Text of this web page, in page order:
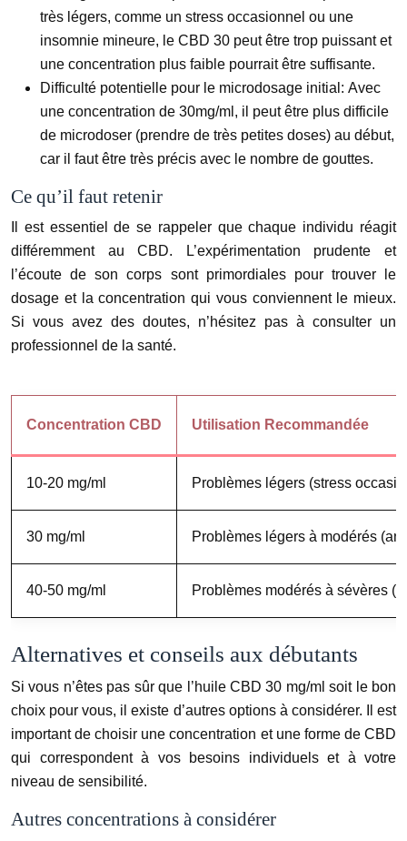
très légers, comme un stress occasionnel ou une
insomnie mineure, le CBD 30 peut être trop puissant et
une concentration plus faible pourrait être suffisante.
Difficulté potentielle pour le microdosage initial: Avec
une concentration de 30mg/ml, il peut être plus difficile
de microdoser (prendre de très petites doses) au début,
car il faut être très précis avec le nombre de gouttes.
Ce qu’il faut retenir
Il est essentiel de se rappeler que chaque individu réagit
différemment au CBD. L’expérimentation prudente et
l’écoute de son corps sont primordiales pour trouver le
dosage et la concentration qui vous conviennent le mieux.
Si vous avez des doutes, n’hésitez pas à consulter un
professionnel de la santé.
Concentration CBD Utilisation Recommandée
10-20 mg/ml Problèmes légers (stress
30 mg/ml Problèmes légers à modérés
40-50 mg/ml Problèmes modérés à sévères
Alternatives et conseils aux débutants
Si vous n’êtes pas sûr que l’huile CBD 30 mg/ml soit le bon
choix pour vous, il existe d’autres options à considérer. Il est
important de choisir une concentration et une forme de CBD
qui correspondent à vos besoins individuels et à votre
niveau de sensibilité.
Autres concentrations à considérer